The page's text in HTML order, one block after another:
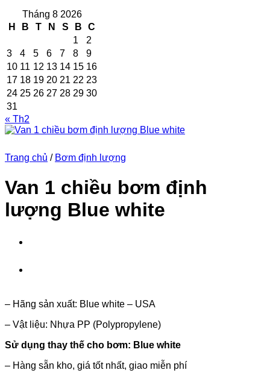
Tháng 8 2026
H
B T N S B
C
1
2
3
4 5 6 7 8
9
10 11 12 13 14 15 16
17 18 19 20 21 22 23
24 25 26 27 28 29 30
31
« Th2
Trang chủ / Bơm định lượng
Van 1 chiều bơm định
lượng Blue white
– Hãng sản xuất: Blue white – USA
– Vật liệu: Nhựa PP (Polypropylene)
Sử dụng thay thế cho bơm: Blue white
– Hàng sẵn kho, giá tốt nhất, giao miễn phí